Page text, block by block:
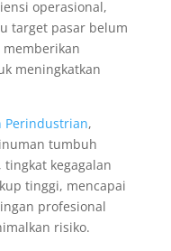
operasional,
target pasar belum
meningkatkan
Perindustrian,
tumbuh
kegagalan
tinggi, mencapai
profesional
risiko.